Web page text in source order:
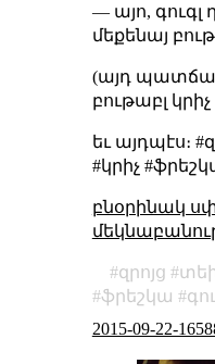
— այո, գուգլ
մեքենայ բութ
(այդ
բութաբլ կրիչ
եւ այդպէս։
#կրիչ
բնօրինակ
զրոյց
ֆրեշկա
2015-09-22-